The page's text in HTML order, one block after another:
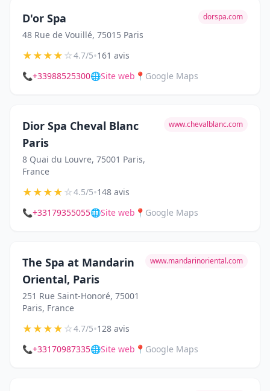
D'or Spa
48 Rue de Vouillé, 75015 Paris
dorspa.com
★★★★☆4.7/5•161 avis
📞+33988525300🌐Site web 📍 Google Maps
Dior Spa Cheval Blanc
Paris
8 Quai du Louvre, 75001 Paris,
France
www.chevalblanc.com
★★★★☆4.5/5•148 avis
📞+33179355055🌐Site web 📍 Google Maps
The Spa at Mandarin
Oriental, Paris
251 Rue Saint-Honoré, 75001
Paris, France
www.mandarinoriental.com
★★★★☆4.7/5•128 avis
📞+33170987335🌐Site web 📍 Google Maps